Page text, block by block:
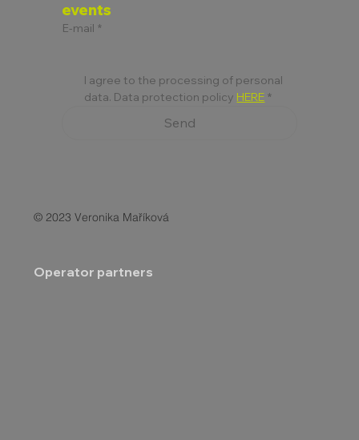
events
E-mail *
I agree to the processing of personal
data. Data protection policy HERE *
Send
© 2023 Veronika Maříková
Operator partners